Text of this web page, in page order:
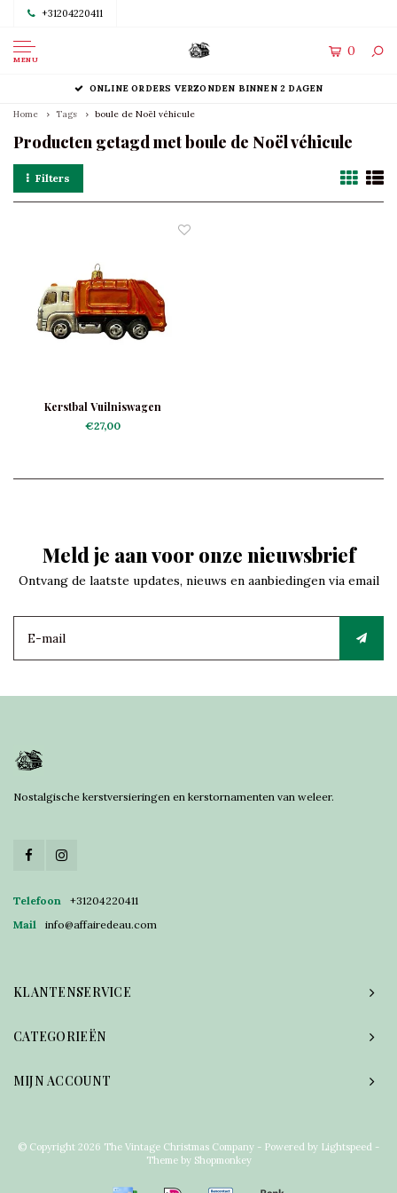
+31204220411
MENU
0
ONLINE ORDERS VERZONDEN BINNEN 2 DAGEN
Home Tags boule de Noël véhicule
Producten getagd met boule de Noël véhicule
Filters
Kerstbal Vuilniswagen
€27,00
Meld je aan voor onze nieuwsbrief
Ontvang de laatste updates, nieuws en aanbiedingen via email
Nostalgische kerstversieringen en kerstornamenten van weleer.
Telefoon
+31204220411
Mail
info@affairedeau.com
KLANTENSERVICE
CATEGORIEËN
MIJN ACCOUNT
© Copyright 2026 The Vintage Christmas Company - Powered by Lightspeed -
Theme by Shopmonkey